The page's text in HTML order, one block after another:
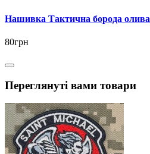
Нашивка Тактична борода олива
80грн
Переглянуті вами товари